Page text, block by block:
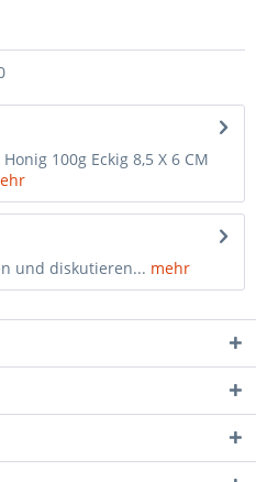
100g Eckig 8,5 X 6 CM
und diskutieren... mehr